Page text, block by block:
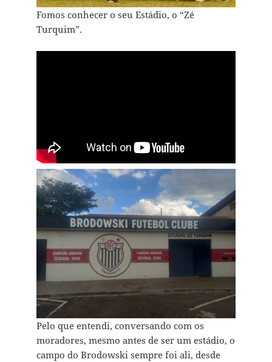
Fomos conhecer o seu Estádio, o “Zé
Turquim”.
Pelo que entendi, conversando com os
moradores, mesmo antes de ser um estádio, o
campo do Brodowski sempre foi ali, desde